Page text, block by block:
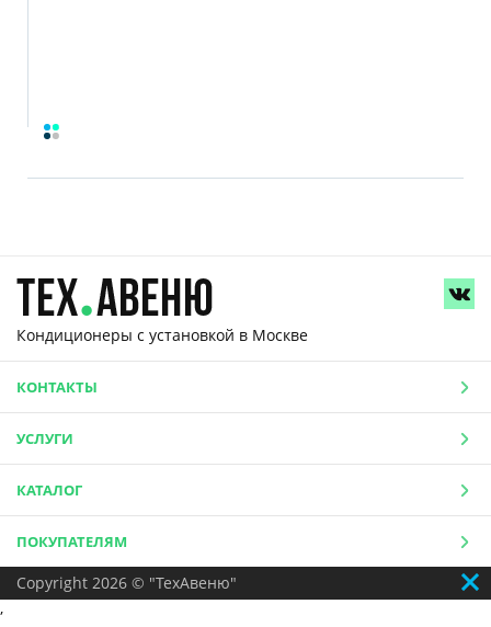
Кондиционеры с установкой в Москве
КОНТАКТЫ
УСЛУГИ
КАТАЛОГ
ПОКУПАТЕЛЯМ
Copyright 2026 © "ТехАвеню"
,